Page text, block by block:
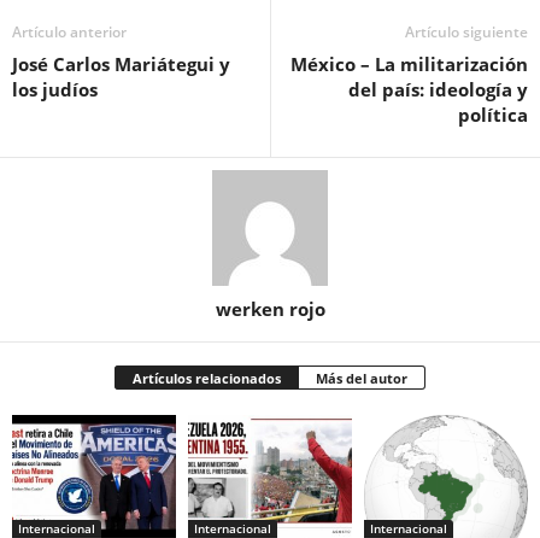
Artículo anterior
José Carlos Mariátegui y
los judíos
Artículo siguiente
México – La militarización
del país: ideología y
política
werken rojo
Artículos relacionados Más del autor
Internacional Internacional Internacional